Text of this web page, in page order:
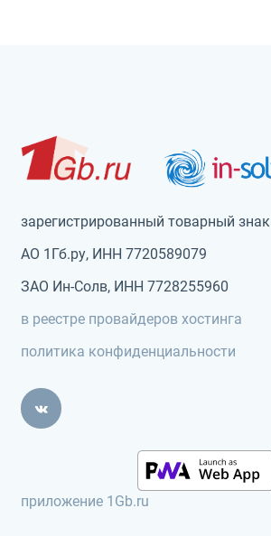
зарегистрированный товарный знак
АО 1Гб.ру, ИНН 7720589079
ЗАО Ин-Солв, ИНН 7728255960
в реестре провайдеров хостинга
политика конфиденциальности
приложение 1Gb.ru